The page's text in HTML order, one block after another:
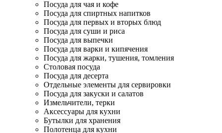
Посуда для чая и кофе
Посуда для спиртных напитков
Посуда для первых и вторых блюд
Посуда для суши и риса
Посуда для выпечки
Посуда для варки и кипячения
Посуда для жарки, тушения, томления
Столовая посуда
Посуда для десерта
Отдельные элементы для сервировки
Посуда для закуски и салатов
Измельчители, терки
Аксессуары для кухни
Бутылки для хранения
Полотенца для кухни